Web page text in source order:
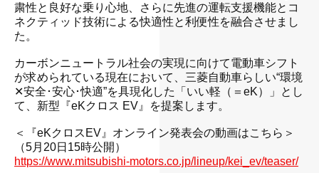
粛性と良好な乗り心地、さらに先進の運転支援機能とコ
ネクティッド技術による快適性と利便性を融合させまし
た。
カーボンニュートラル社会の実現に向けて電動車シフト
が求められている現在において、三菱自動車らしい“環境
✕安全･安心･快適”を具現化した「いい軽（＝eK）」とし
て、新型『eKクロス EV』を提案します。
＜『eKクロスEV』オンライン発表会の動画はこちら＞
（5月20日15時公開）
https://www.mitsubishi-motors.co.jp/lineup/kei_ev/teaser/